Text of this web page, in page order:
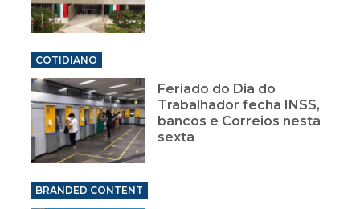
COTIDIANO
Feriado do Dia do
Trabalhador fecha INSS,
bancos e Correios nesta
sexta
BRANDED CONTENT